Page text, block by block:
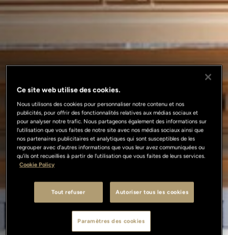
Ce site web utilise des cookies.
Nous utilisons des cookies pour personnaliser notre contenu et nos
publicités, pour offrir des fonctionnalités relatives aux médias sociaux et
pour analyser notre trafic. Nous partageons également des informations sur
l'utilisation que vous faites de notre site avec nos médias sociaux ainsi que
nos partenaires publicitaires et analytiques qui sont susceptibles de les
regrouper avec d'autres informations que vous leur avez communiquées ou
qu'ils ont recueillies à partir de l'utilisation que vous faites de leurs services.
Cookie Policy
Tout refuser Autoriser tous les cookies
Paramètres des cookies